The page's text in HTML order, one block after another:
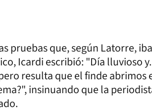
pruebas que, según Latorre,
Icardi escribió: "Día lluvioso
resulta que el finde abrimos
insinuando que la